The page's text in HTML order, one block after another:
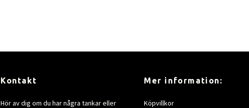
Kontakt
Hör av dig om du har några tankar eller
Mer information:
Köpvillkor